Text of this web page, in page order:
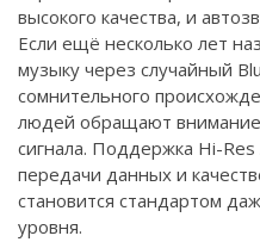
высокого качества, и
Если ещё несколько лет
музыку через случайный
сомнительного
людей обращают внимание
сигнала. Поддержка Hi-
передачи данных и
становится стандартом
уровня.